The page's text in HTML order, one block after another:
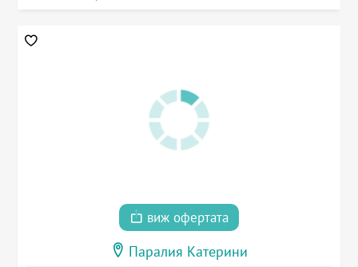
виж офертата
Паралия Катерини